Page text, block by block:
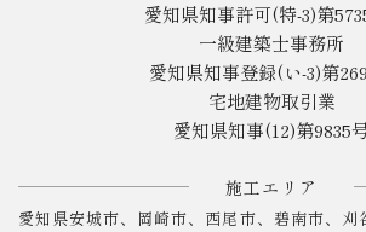
愛知県知事許可(特-3)第
一級建築士事務所
愛知県知事登録(い-3)第
宅地建物取引業
愛知県知事(12)第9835
施工エリア
愛知県安城市、岡崎市、西尾市、碧南市、刈